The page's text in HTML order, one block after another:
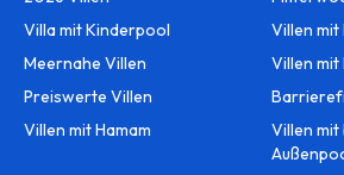
Villa mit Kinderpool
Villen mit
Meernahe Villen
Villen
Preiswerte Villen
Villen mit Hamam
Villen mit